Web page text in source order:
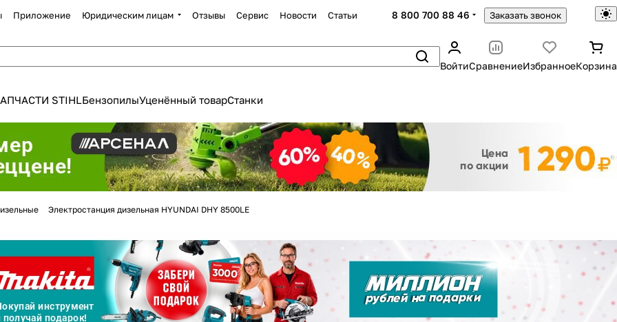
Приложение Юридическим лицам Отзывы Сервис Новости Статьи 8 800 700 88 46 Заказать звонок
ВойтиСравнениеИзбранноеКорзина
STIHLБензопилыУценённый товарСтанки
Электростанция дизельная HYUNDAI DHY 8500LE
Для клиентов всех банков
частибез переплат
График платежей